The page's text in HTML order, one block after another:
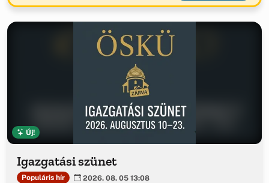
Új!
Igazgatási szünet
Populáris hír 2026. 08. 05 13:08